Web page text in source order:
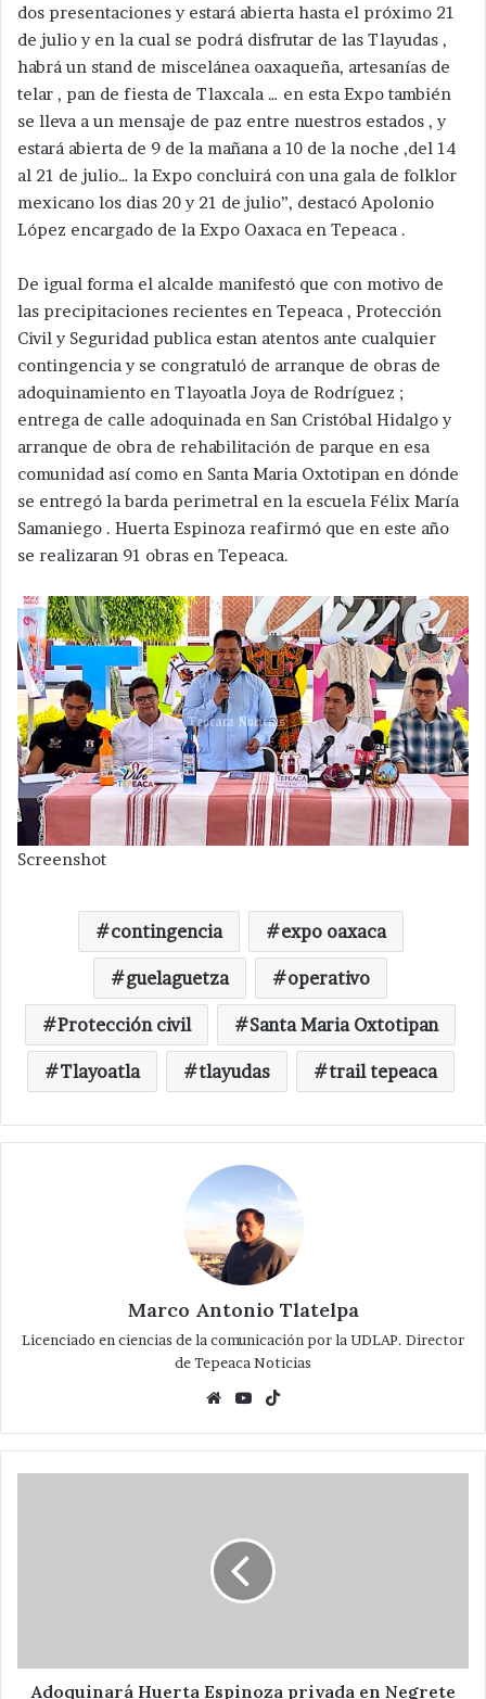
dos presentaciones y estará abierta hasta el próximo 21
de julio y en la cual se podrá disfrutar de las Tlayudas ,
habrá un stand de miscelánea oaxaqueña, artesanías de
telar , pan de fiesta de Tlaxcala … en esta Expo también
se lleva a un mensaje de paz entre nuestros estados , y
estará abierta de 9 de la mañana a 10 de la noche ,del 14
al 21 de julio… la Expo concluirá con una gala de folklor
mexicano los dias 20 y 21 de julio”, destacó Apolonio
López encargado de la Expo Oaxaca en Tepeaca .
De igual forma el alcalde manifestó que con motivo de
las precipitaciones recientes en Tepeaca , Protección
Civil y Seguridad publica estan atentos ante cualquier
contingencia y se congratuló de arranque de obras de
adoquinamiento en Tlayoatla Joya de Rodríguez ;
entrega de calle adoquinada en San Cristóbal Hidalgo y
arranque de obra de rehabilitación de parque en esa
comunidad así como en Santa Maria Oxtotipan en dónde
se entregó la barda perimetral en la escuela Félix María
Samaniego . Huerta Espinoza reafirmó que en este año
se realizaran 91 obras en Tepeaca.
Screenshot
contingencia expo oaxaca
guelaguetza operativo
Protección civil Santa Maria Oxtotipan
Tlayoatla tlayudas trail tepeaca
Marco Antonio Tlatelpa
Licenciado en ciencias de la comunicación por la UDLAP. Director
de Tepeaca Noticias
WebsiteYouTube
el
Ecce
Adoquinará Huerta Espinoza privada en Negrete